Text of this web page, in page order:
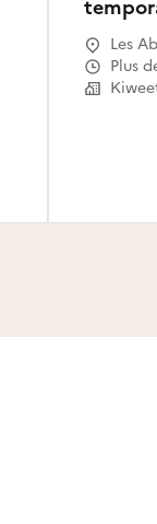
Les
Le
Plus